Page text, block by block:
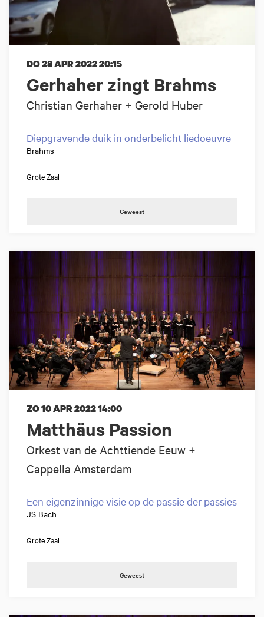
Gerhaher zingt Brahms
Christian Gerhaher + Gerold Huber
DO 28 APR 202220:15
Diepgravende duik in onderbelicht liedoeuvre
Brahms
Grote Zaal
Geweest
Matthäus Passion
Orkest van de Achttiende Eeuw +
Cappella Amsterdam
ZO 10 APR 202214:00
Een eigenzinnige visie op de passie der passies
JS Bach
Grote Zaal
Geweest